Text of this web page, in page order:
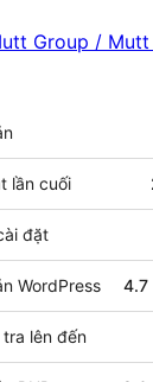
Group /
lần cuối
đặt
WordPress 4.7
lên đến